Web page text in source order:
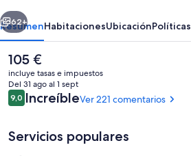
d'Urgell
Siguiente
62+
ResumenHabitacionesUbicaciónPolíticas
El
precio
actual
es
de
105 €
incluye tasas e impuestos
Del 31 ago al 1 sept
Comentarios
9,09,0 de 10
IncreíbleVer 221 comentarios
Servicios populares